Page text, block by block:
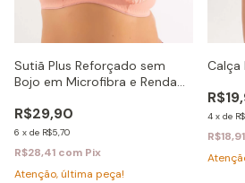
Sutiã Plus Reforçado sem
Bojo em Microfibra e Renda
R$29,90
6 x de R$5,70
R$28,41 com Pix
Atenção, última peça!
Calça
4 x de
R$18,91